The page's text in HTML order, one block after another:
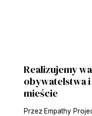
Realizujemy
obywatelstwa
mieście
Przez Empathy